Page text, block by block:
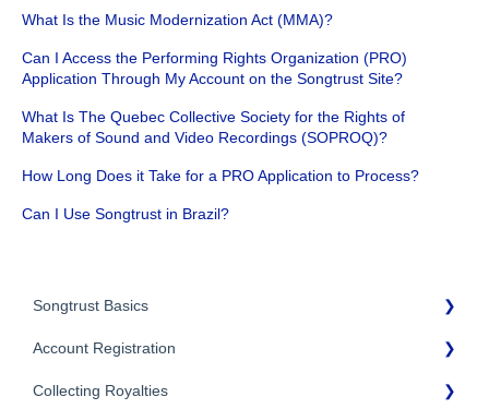
What Is the Music Modernization Act (MMA)?
Can I Access the Performing Rights Organization (PRO)
Application Through My Account on the Songtrust Site?
What Is The Quebec Collective Society for the Rights of
Makers of Sound and Video Recordings (SOPROQ)?
How Long Does it Take for a PRO Application to Process?
Can I Use Songtrust in Brazil?
Songtrust Basics
Why Songtrust
Term and Agreement
Account Registration
Account Setup
Collecting Royalties